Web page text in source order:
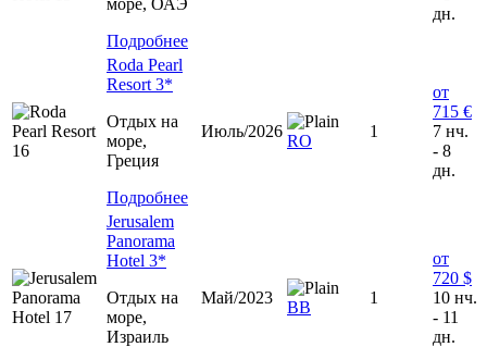
Подробнее
дн.
Roda Pearl
Resort 3*
Отдых на
море,
Греция
Подробнее
Июль/2026
RO
1
от
715 €
7 нч.
- 8
дн.
Jerusalem
Panorama
Hotel 3*
Отдых на
море,
Израиль
Май/2023
ВВ
1
от
720 $
10 нч.
- 11
дн.